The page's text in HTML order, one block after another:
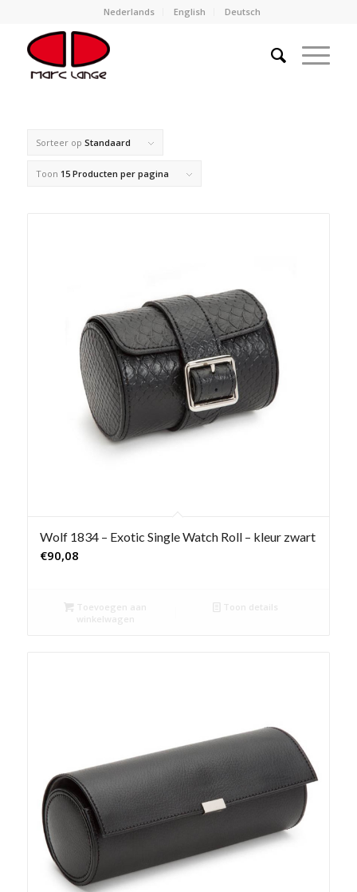
Nederlands English Deutsch
Sorteer op Standaard
Toon 15 Producten per pagina
Wolf 1834 – Exotic Single Watch Roll – kleur zwart
€90,08
Toevoegen aan
winkelwagen
Toon details